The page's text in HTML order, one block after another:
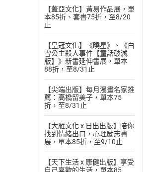
【蓋亞文化】黃易作品展，單
本85折、套書75折，至8/20
止
【皇冠文化】《曉星》、《白
雪公主殺人事件【童話破滅
版】》新書延伸書展，單本
88折，至8/31止
【尖端出版】每月漫畫名家推
薦：高橋留美子，單本75
折，至8/31止
【大雁文化 x 日出出版】陪你
找到情緒出口，心理勵志書
展，單本85折，至9/10止
【天下生活 x 康健出版】享受
自己喜歡的生活，單本85